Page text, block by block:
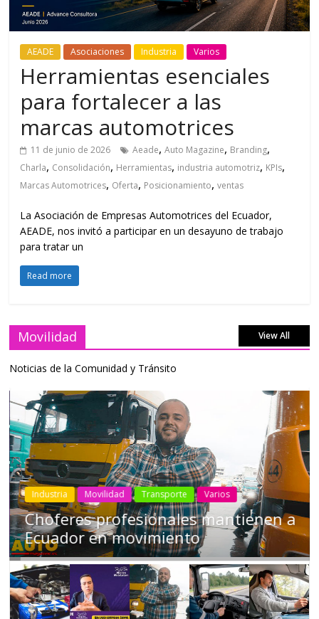
AEADE Asociaciones Industria Varios
Herramientas esenciales
para fortalecer a las
marcas automotrices
11 de junio de 2026 Aeade,Auto Magazine, Branding,
Charla, Consolidación, Herramientas, industria automotriz, KPIs,
Marcas Automotrices, Oferta, Posicionamiento,ventas
La Asociación de Empresas Automotrices del Ecuador,
AEADE, nos invitó a participar en un desayuno de trabajo
para tratar un
Read more
Movilidad View All
Noticias de la Comunidad y Tránsito
Industria Movilidad Transporte Varios
Choferes profesionales mantienen a
Ecuador en movimiento